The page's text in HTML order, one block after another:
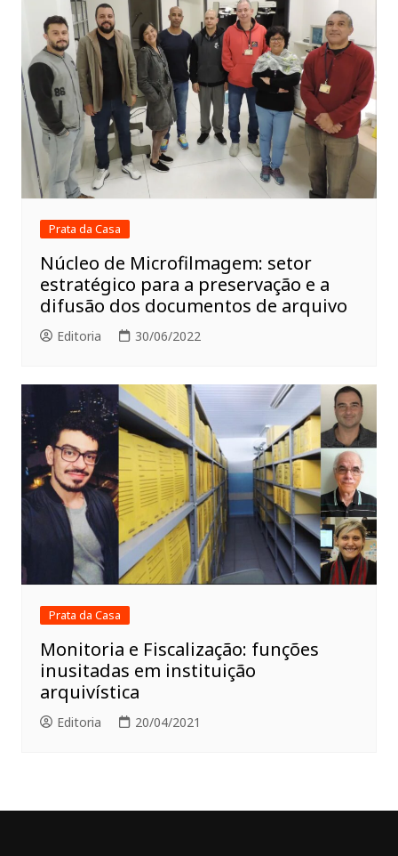
Prata da Casa
Núcleo de Microfilmagem: setor
estratégico para a preservação e a
difusão dos documentos de arquivo
Editoria 30/06/2022
Prata da Casa
Monitoria e Fiscalização: funções
inusitadas em instituição
arquivística
Editoria 20/04/2021